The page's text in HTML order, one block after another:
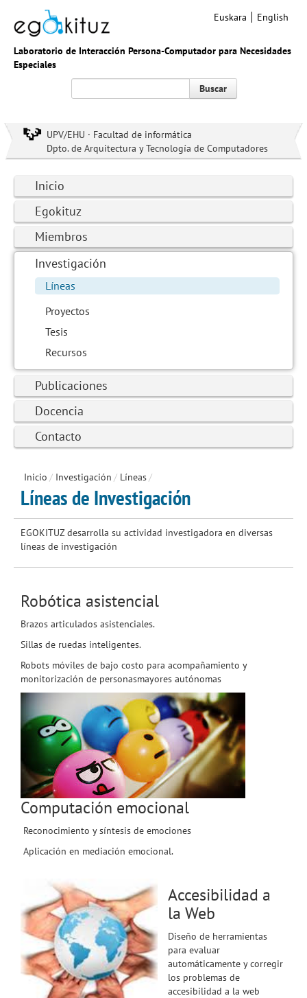
Laboratorio de Interacción Persona-Computador para Necesidades
Especiales
Euskara English
Buscar
UPV/EHU · Facultad de informática
Dpto. de Arquitectura y Tecnología de Computadores
Inicio
Egokituz
Miembros
Investigación
Líneas
Proyectos
Tesis
Recursos
Publicaciones
Docencia
Contacto
Inicio / Investigación / Líneas/
Líneas de Investigación
EGOKITUZ desarrolla su actividad investigadora en diversas
líneas de investigación
Robótica asistencial
Brazos articulados asistenciales.
Sillas de ruedas inteligentes.
Robots móviles de bajo costo para acompañamiento y
monitorización de personasmayores autónomas
Computación emocional
Reconocimiento y síntesis de emociones
Aplicación en mediación emocional.
Accesibilidad a
la Web
Diseño de herramientas
para evaluar
automáticamente y corregir
los problemas de
accesibilidad a la web